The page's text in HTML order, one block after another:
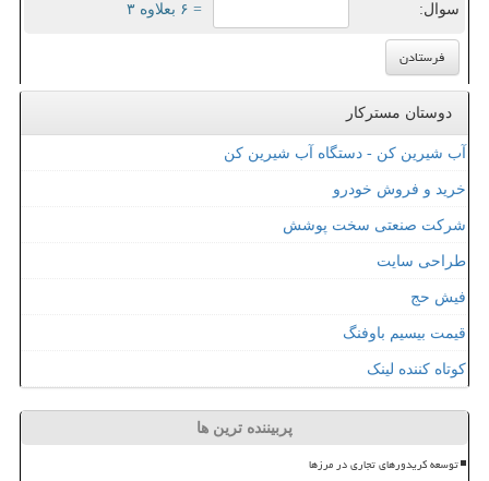
سوال: = ۶ بعلاوه ۳
دوستان مسترکار
آب شیرین کن - دستگاه آب شیرین کن
خرید و فروش خودرو
شرکت صنعتی سخت پوشش
طراحی سایت
فیش حج
قیمت بیسیم باوفنگ
کوتاه کننده لینک
پربیننده ترین ها
توسعه کریدورهای تجاری در مرزها